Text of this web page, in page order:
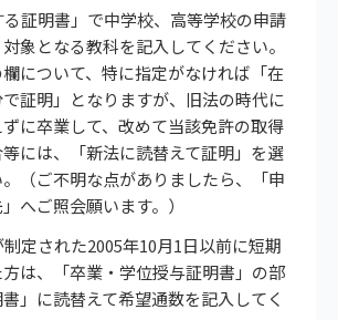
る証明書」で中学校、高等学校の申請
象となる教科を記入してください。
欄について、特に指定がなければ「在
証明」となりますが、旧法の時代に
に卒業して、改めて当該免許の取得
には、「新法に読替えて証明」を選
（ご不明な点がありましたら、「申
へご照会願います。）
定された2005年10月1日以前に短期
は、「卒業・学位授与証明書」の部
」に読替えて希望通数を記入してく